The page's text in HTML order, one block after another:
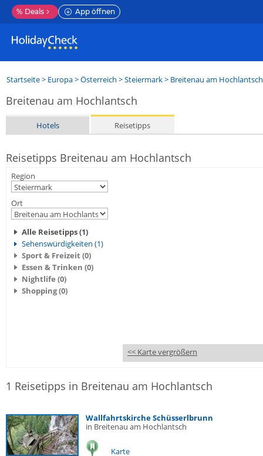
% Deals App öffnen
Startseite> Europa>Österreich >Steiermark> Breitenau am Hochlantsch
Breitenau am Hochlantsch
Hotels Reisetipps
Reisetipps Breitenau am Hochlantsch
Region
Ort
Alle Reisetipps (1)
Sehenswürdigkeiten (1)
Sport & Freizeit (0)
Essen & Trinken (0)
Nightlife (0)
Shopping (0)
<< Karte vergrößern
1 Reisetipps in Breitenau am Hochlantsch
Wallfahrtskirche Schüsserlbrunn
in Breitenau am Hochlantsch
Karte